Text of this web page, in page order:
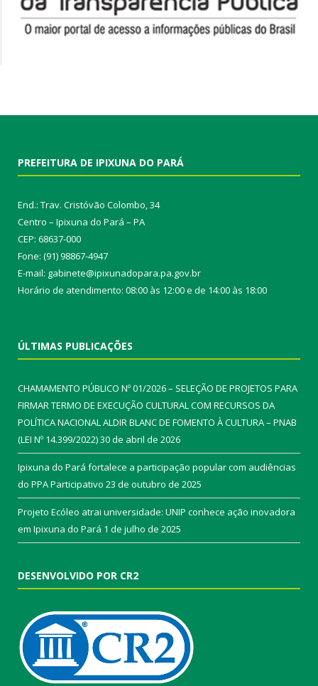
PREFEITURA DE IPIXUNA DO PARÁ
End.: Trav. Cristóvão Colombo, 34
Centro – Ipixuna do Pará – PA
CEP: 68637-000
Fone: (91) 98867-4947
E-mail: gabinete@ipixunadopara.pa.gov.br
Horário de atendimento: 08:00 às 12:00 e de 14:00 às 18:00
ÚLTIMAS PUBLICAÇÕES
CHAMAMENTO PÚBLICO Nº 01/2026 – SELEÇÃO DE PROJETOS PARA
FIRMAR TERMO DE EXECUÇÃO CULTURAL COM RECURSOS DA
POLÍTICA NACIONAL ALDIR BLANC DE FOMENTO À CULTURA – PNAB
(LEI Nº 14.399/2022)30 de abril de 2026
Ipixuna do Pará fortalece a participação popular com audiências
do PPA Participativo 23 de outubro de 2025
Projeto Ecóleo atrai universidade: UNIP conhece ação inovadora
em Ipixuna do Pará 1 de julho de 2025
DESENVOLVIDO POR CR2